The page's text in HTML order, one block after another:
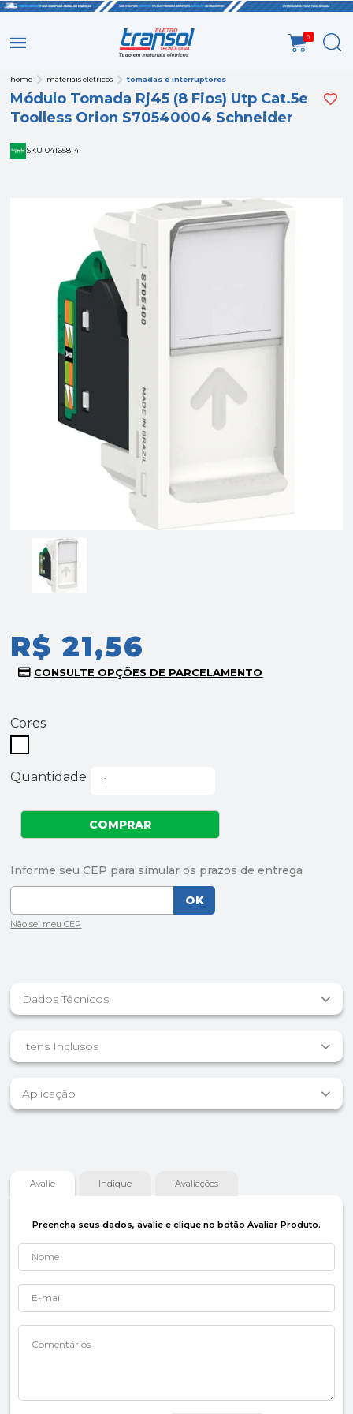
0
home materiais elétricos tomadas e interruptores
Módulo Tomada Rj45 (8 Fios) Utp Cat.5e
Toolless Orion S70540004 Schneider
SKU 041658-4
R$ 21,56
Cores
Quantidade
Dados Técnicos
Itens Inclusos
Aplicação
Avalie Indique Avaliações
Preencha seus dados, avalie e clique no botão Avaliar Produto.